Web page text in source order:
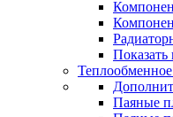
Показать
Паяные